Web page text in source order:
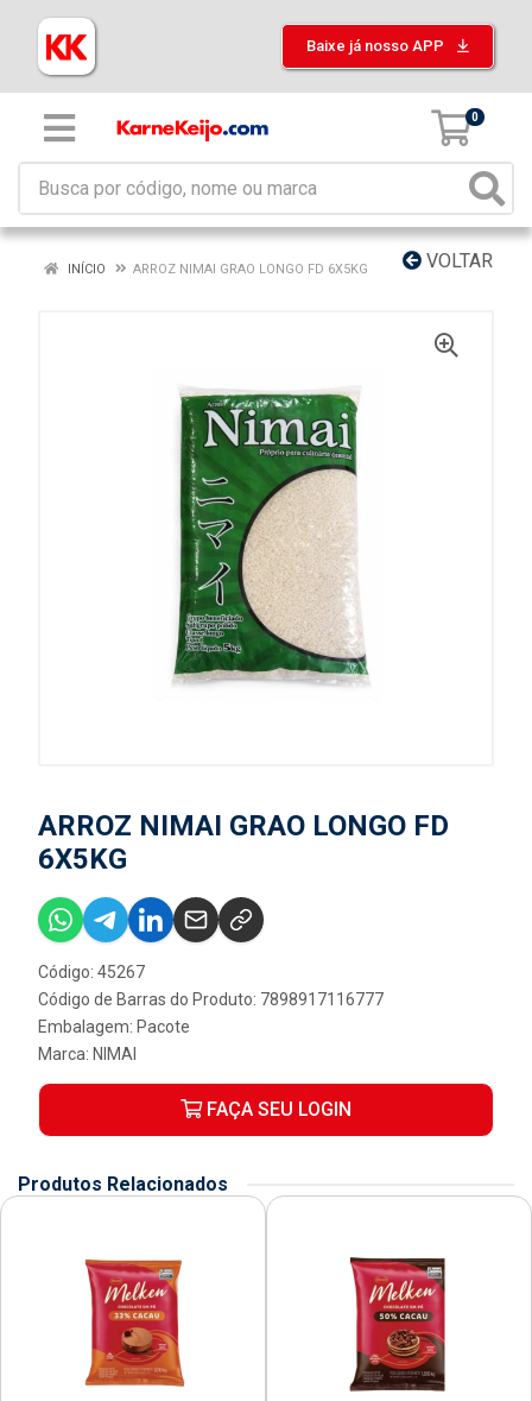
Baixe já nosso APP
0
VOLTAR
INÍCIO ARROZ NIMAI GRAO LONGO FD 6X5KG
ARROZ NIMAI GRAO LONGO FD
6X5KG
Código: 45267
Código de Barras do Produto: 7898917116777
Embalagem: Pacote
Marca: NIMAI
FAÇA SEU LOGIN
Produtos Relacionados